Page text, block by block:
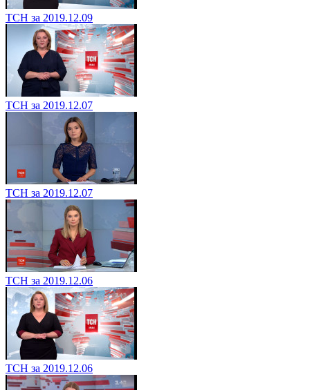
ТСН за 2019.12.09
ТСН за 2019.12.07
ТСН за 2019.12.07
ТСН за 2019.12.06
ТСН за 2019.12.06